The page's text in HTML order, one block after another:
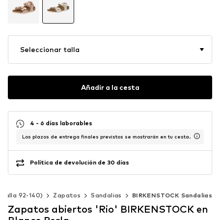
Seleccionar talla
Añadir a la cesta
4 - 6 días laborables
Los plazos de entrega finales previstos se mostrarán en tu cesta.
Política de devolución de 30 días
92-140) Zapatos Sandalias BIRKENSTOCK Sandalias
Zapatos abiertos 'Rio' BIRKENSTOCK en